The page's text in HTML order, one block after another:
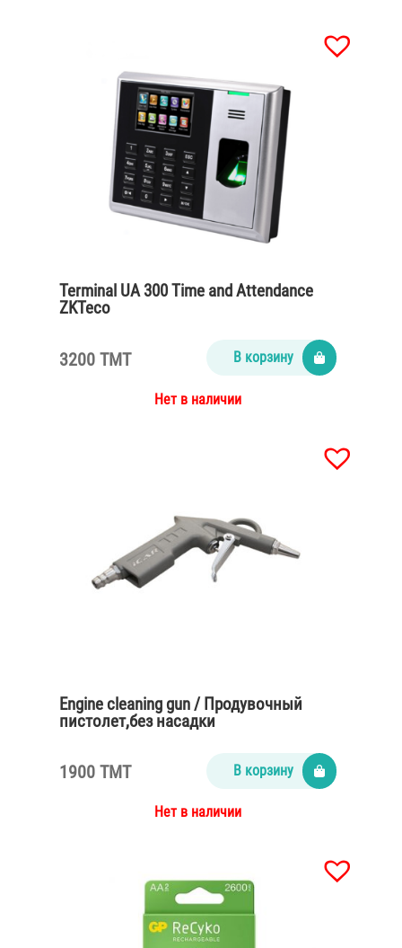
Terminal UA 300 Time and Attendance
ZKTeco
3200 TMT В корзину
Нет в наличии
Engine cleaning gun / Продувочный
пистолет,без насадки
1900 TMT В корзину
Нет в наличии